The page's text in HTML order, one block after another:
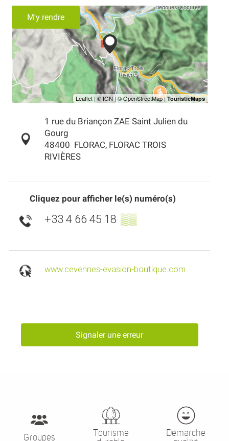
M'y rendre
1 rue du Briançon ZAE Saint Julien du
Gourg
48400 FLORAC, FLORAC TROIS
RIVIÈRES
Cliquez pour afficher le(s) numéro(s)
+33 4 66 45 18 ▒▒
www.cevennes-evasion-boutique.com
Signaler une erreur
Groupes
Tourisme
Démarche